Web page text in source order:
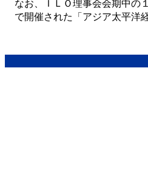
なお、ＩＬＯ理事会会期中の
で開催された「アジア太平洋